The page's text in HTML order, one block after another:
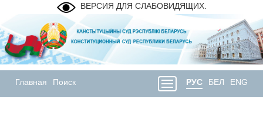
ВЕРСИЯ ДЛЯ СЛАБОВИДЯЩИХ.
Главная Поиск РУС БЕЛ ENG